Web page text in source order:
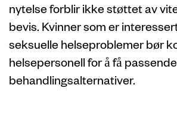
nytelse forblir ikke støttet av
bevis. Kvinner som er
seksuelle helseproblemer bør
helsepersonell for å få
behandlingsalternativer.